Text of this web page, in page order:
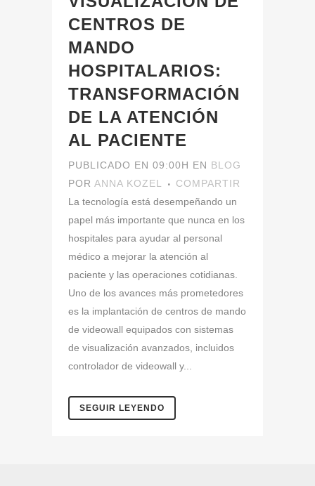
CENTROS DE
MANDO
HOSPITALARIOS:
TRANSFORMACIÓN
DE LA ATENCIÓN
AL PACIENTE
PUBLICADO EN 09:00H EN BLOG
POR ANNA KOZEL
COMPARTIR
La tecnología está desempeñando un
papel más importante que nunca en los
hospitales para ayudar al personal
médico a mejorar la atención al
paciente y las operaciones cotidianas.
Uno de los avances más prometedores
es la implantación de centros de mando
de videowall equipados con sistemas
de visualización avanzados, incluidos
controlador de videowall y...
SEGUIR LEYENDO